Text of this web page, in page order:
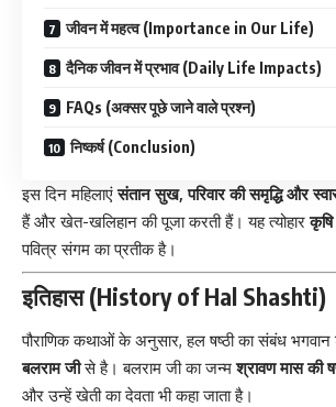
जीवन में महत्व (Importance in Our Life)
दैनिक जीवन में प्रभाव (Daily Life Impacts)
FAQs (अक्सर पूछे जाने वाले प्रश्न)
निष्कर्ष (Conclusion)
इस दिन महिलाएंसंतान सुख, परिवार की समृद्धि और
हैं और खेत-खलिहान की पूजा करती हैं। यह त्योहार
पवित्र संगम का प्रतीक है।
इतिहास (History of Hal Shashti)
पौराणिककथाओंके अनुसार, हल षष्ठी का संबंध भगवान
बलराम जीसे है। बलराम जी का जन्मश्रावण मास की
और उन्हें खेती का देवता भी कहा जाता है।